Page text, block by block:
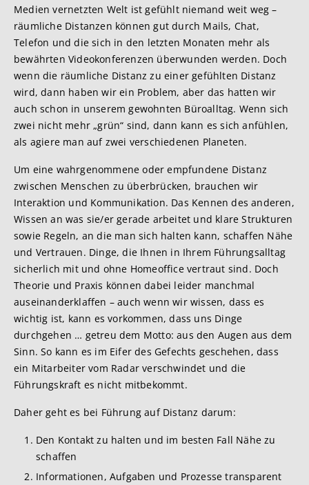
Medien vernetzten Welt ist gefühlt niemand weit weg –
räumliche Distanzen können gut durch Mails, Chat,
Telefon und die sich in den letzten Monaten mehr als
bewährten Videokonferenzen überwunden werden. Doch
wenn die räumliche Distanz zu einer gefühlten Distanz
wird, dann haben wir ein Problem, aber das hatten wir
auch schon in unserem gewohnten Büroalltag. Wenn sich
zwei nicht mehr „grün“ sind, dann kann es sich anfühlen,
als agiere man auf zwei verschiedenen Planeten.
Um eine wahrgenommene oder empfundene Distanz
zwischen Menschen zu überbrücken, brauchen wir
Interaktion und Kommunikation. Das Kennen des anderen,
Wissen an was sie/er gerade arbeitet und klare Strukturen
sowie Regeln, an die man sich halten kann, schaffen Nähe
und Vertrauen. Dinge, die Ihnen in Ihrem Führungsalltag
sicherlich mit und ohne Homeoffice vertraut sind. Doch
Theorie und Praxis können dabei leider manchmal
auseinanderklaffen – auch wenn wir wissen, dass es
wichtig ist, kann es vorkommen, dass uns Dinge
durchgehen … getreu dem Motto: aus den Augen aus dem
Sinn. So kann es im Eifer des Gefechts geschehen, dass
ein Mitarbeiter vom Radar verschwindet und die
Führungskraft es nicht mitbekommt.
Daher geht es bei Führung auf Distanz darum:
Den Kontakt zu halten und im besten Fall Nähe zu
schaffen
Informationen, Aufgaben und Prozesse transparent